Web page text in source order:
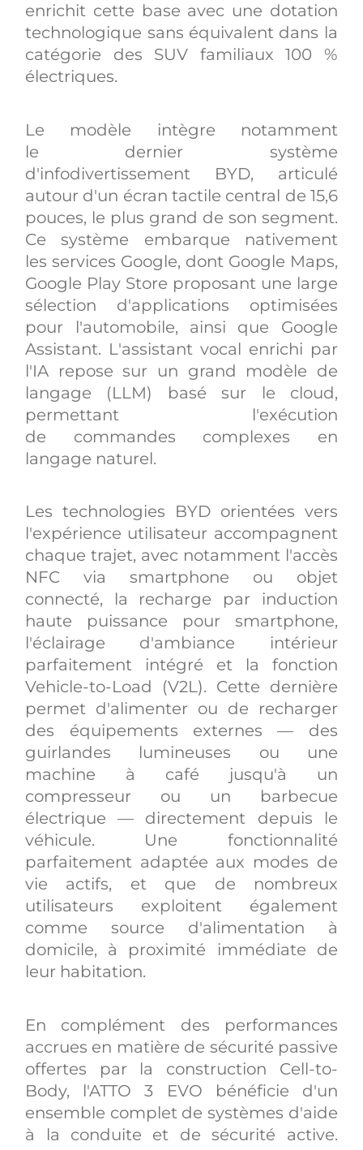
enrichit cette base avec une dotation
technologique sans équivalent dans la
catégorie des SUV familiaux 100 %
électriques.
Le modèle intègre notamment
le dernier système
d'infodivertissement BYD, articulé
autour d'un écran tactile central de 15,6
pouces, le plus grand de son segment.
Ce système embarque nativement
les services Google, dont Google Maps,
Google Play Store proposant une large
sélection d'applications optimisées
pour l'automobile, ainsi que Google
Assistant. L'assistant vocal enrichi par
l'IA repose sur un grand modèle de
langage (LLM) basé sur le cloud,
permettant l'exécution
de commandes complexes en
langage naturel.
Les technologies BYD orientées vers
l'expérience utilisateur accompagnent
chaque trajet, avec notamment l'accès
NFC via smartphone ou objet
connecté, la recharge par induction
haute puissance pour smartphone,
l'éclairage d'ambiance intérieur
parfaitement intégré et la fonction
Vehicle-to-Load (V2L). Cette dernière
permet d'alimenter ou de recharger
des équipements externes — des
guirlandes lumineuses ou une
machine à café jusqu'à un
compresseur ou un barbecue
électrique — directement depuis le
véhicule. Une fonctionnalité
parfaitement adaptée aux modes de
vie actifs, et que de nombreux
utilisateurs exploitent également
comme source d'alimentation à
domicile, à proximité immédiate de
leur habitation.
En complément des performances
accrues en matière de sécurité passive
offertes par la construction Cell-to-
Body, l'ATTO 3 EVO bénéficie d'un
ensemble complet de systèmes d'aide
à la conduite et de sécurité active.